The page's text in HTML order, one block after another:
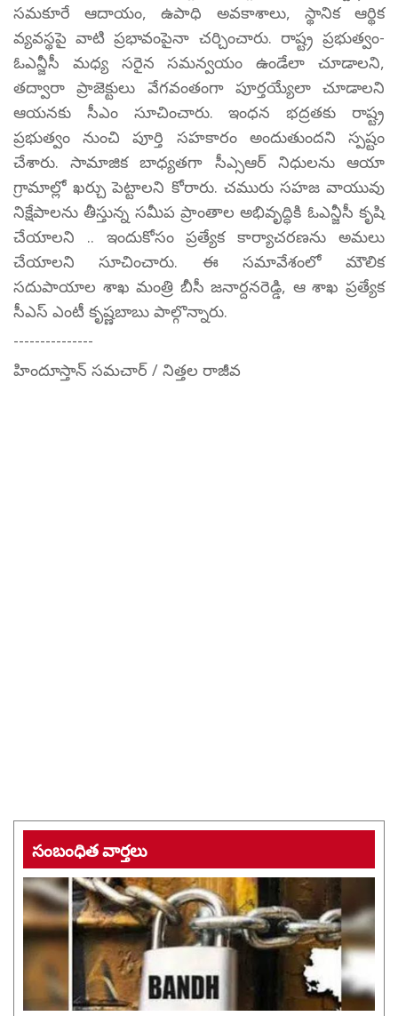
సమకూరే ఆదాయం, ఉపాధి అవకాశాలు, స్థానిక ఆర్థిక
వ్యవస్థపై వాటి ప్రభావంపైనా చర్చించారు. రాష్ట్ర ప్రభుత్వం-
ఓఎన్జీసీ మధ్య సరైన సమన్వయం ఉండేలా చూడాలని,
తద్వారా ప్రాజెక్టులు వేగవంతంగా పూర్తయ్యేలా చూడాలని
ఆయనకు సీఎం సూచించారు. ఇంధన భద్రతకు రాష్ట్ర
ప్రభుత్వం నుంచి పూర్తి సహకారం అందుతుందని స్పష్టం
చేశారు. సామాజిక బాధ్యతగా సీఎ్సఆర్ నిధులను ఆయా
గ్రామాల్లో ఖర్చు పెట్టాలని కోరారు. చమురు సహజ వాయువు
నిక్షేపాలను తీస్తున్న సమీప ప్రాంతాల అభివృద్ధికి ఓఎన్జీసీ కృషి
చేయాలని .. ఇందుకోసం ప్రత్యేక కార్యాచరణను అమలు
చేయాలని సూచించారు. ఈ సమావేశంలో మౌలిక
సదుపాయాల శాఖ మంత్రి బీసీ జనార్దనరెడ్డి, ఆ శాఖ ప్రత్యేక
సీఎస్ ఎంటీ కృష్ణబాబు పాల్గొన్నారు.
---------------
హిందూస్తాన్ సమచార్ / నిత్తల రాజీవ
సంబంధిత వార్తలు